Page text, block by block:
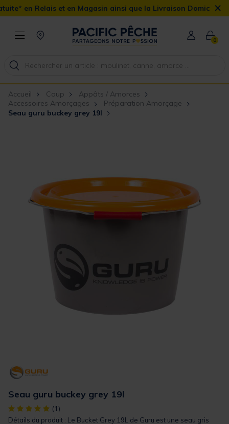
en Magasin ainsi que la Livraison Domicile offerte dès 90€×
0
Accueil Coup
Appâts / Amorces
Accessoires Amorçages
Préparation Amorçage
Seau guru buckey grey 19l
Seau guru buckey grey 19l
[object Object] out of 5 Customer Rating
(1)
Détails du produit : Le Bucket Grey 19L de Guru est une seau gris